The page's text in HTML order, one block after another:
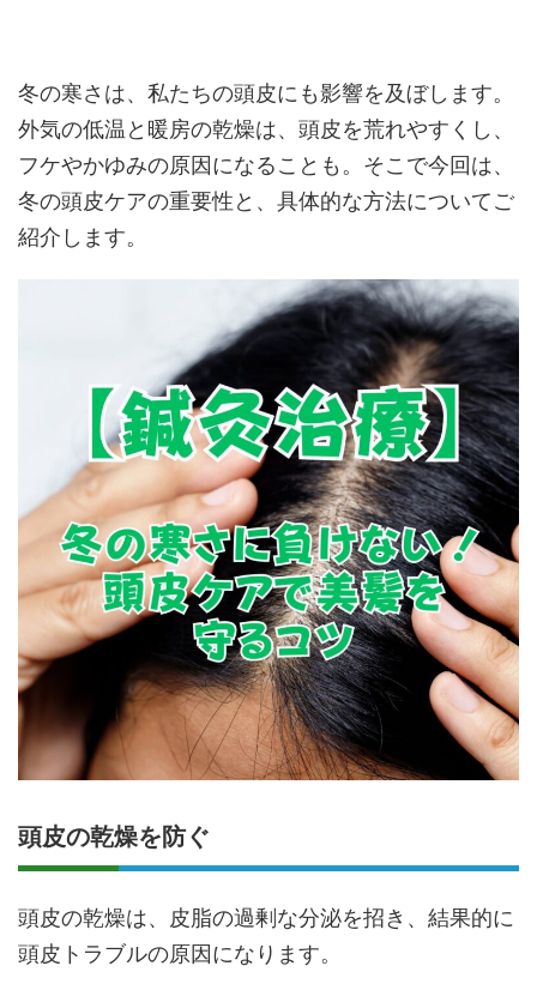
冬の寒さは、私たちの頭皮にも影響を及ぼします。
外気の低温と暖房の乾燥は、頭皮を荒れやすくし、
フケやかゆみの原因になることも。そこで今回は、
冬の頭皮ケアの重要性と、具体的な方法についてご
紹介します。
頭皮の乾燥を防ぐ
頭皮の乾燥は、皮脂の過剰な分泌を招き、結果的に
頭皮トラブルの原因になります。